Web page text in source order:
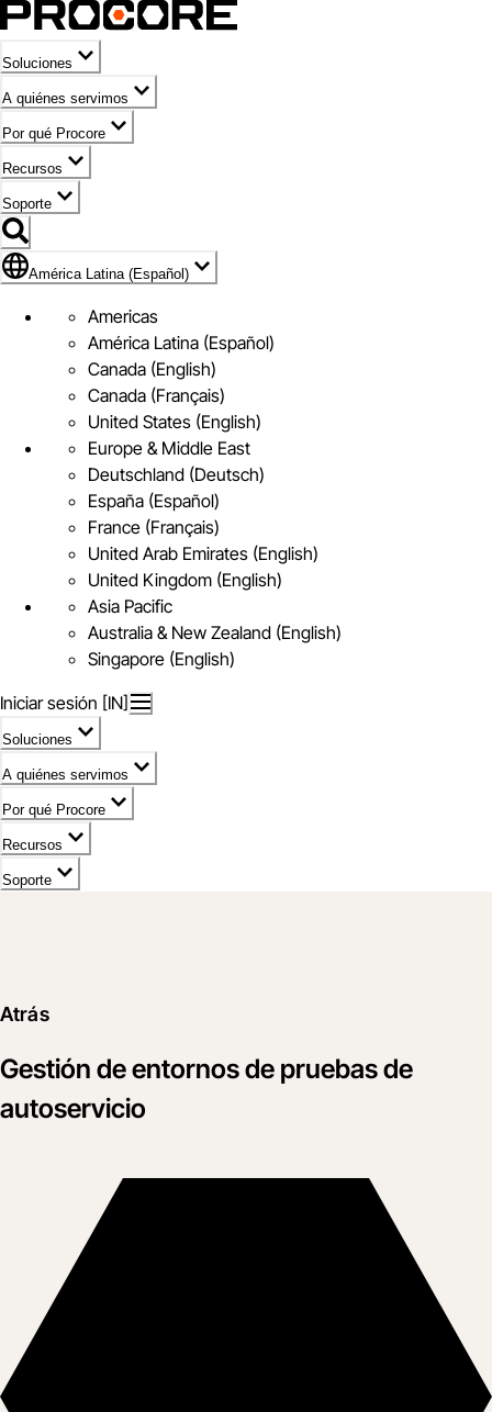
Soluciones
A quiénes servimos
Por qué Procore
Recursos
Soporte
Bandera de América Latina (Español)
América Latina (Español)
Americas
América Latina (Español)
Canada (English)
Canada (Français)
United States (English)
Europe & Middle East
Deutschland (Deutsch)
España (Español)
France (Français)
United Arab Emirates (English)
United Kingdom (English)
Asia Pacific
Australia & New Zealand (English)
Singapore (English)
Iniciar sesión [IN]
Soluciones
A quiénes servimos
Por qué Procore
Recursos
Soporte
Atrás
Gestión de entornos de pruebas de
autoservicio